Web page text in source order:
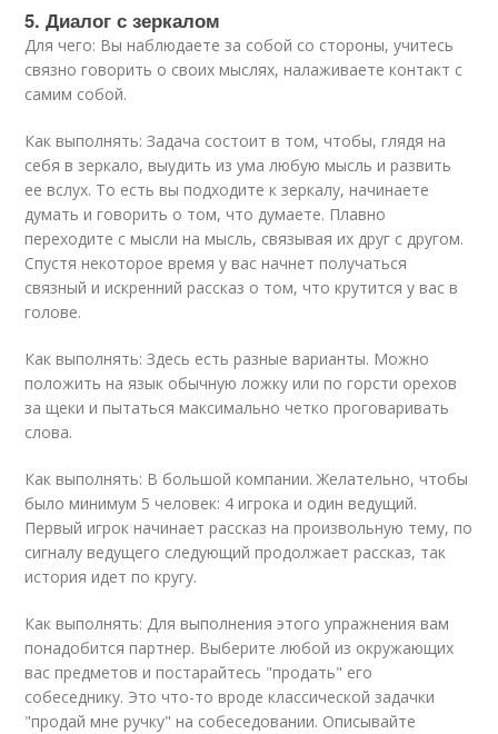
5. Диалог с зеркалом
Для чего: Вы наблюдаете за собой со стороны, учитесь
связно говорить о своих мыслях, налаживаете контакт с
самим собой.
Как выполнять: Задача состоит в том, чтобы, глядя на
себя в зеркало, выудить из ума любую мысль и развить
ее вслух. То есть вы подходите к зеркалу, начинаете
думать и говорить о том, что думаете. Плавно
переходите с мысли на мысль, связывая их друг с другом.
Спустя некоторое время у вас начнет получаться
связный и искренний рассказ о том, что крутится у вас в
голове.
Как выполнять: Здесь есть разные варианты. Можно
положить на язык обычную ложку или по горсти орехов
за щеки и пытаться максимально четко проговаривать
слова.
Как выполнять: В большой компании. Желательно, чтобы
было минимум 5 человек: 4 игрока и один ведущий.
Первый игрок начинает рассказ на произвольную тему, по
сигналу ведущего следующий продолжает рассказ, так
история идет по кругу.
Как выполнять: Для выполнения этого упражнения вам
понадобится партнер. Выберите любой из окружающих
вас предметов и постарайтесь "продать" его
собеседнику. Это что-то вроде классической задачки
"продай мне ручку" на собеседовании. Описывайте